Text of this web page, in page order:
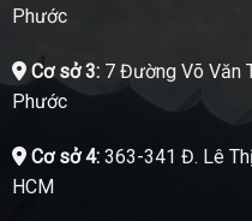
Phước
Cơ sở 3:7 Đường Võ Văn
Phước
Cơ sở 4:363-341 Đ. Lê Thị
HCM